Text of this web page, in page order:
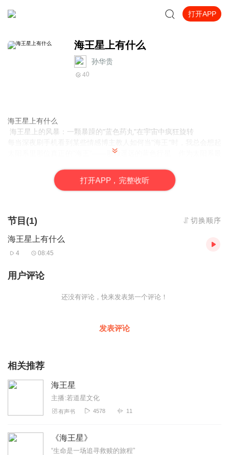
打开APP
海王星上有什么
孙华贵
40
海王星上有什么
海王星上的风暴：一颗暴躁的"蓝色药丸"在宇宙中疯狂旋转
太阳系里那位真正的"海王"——那颗遥远的蓝色行星。作为太阳系最
颗暴躁的"蓝色药丸"，上面肆虐着让地球所有台
打开APP，完整收听
节目(1) 切换顺序
海王星上有什么
4 08:45
用户评论
还没有评论，快来发表第一个评论！
发表评论
相关推荐
海王星
主播:若道星文化
有声书 4578 11
《海王星》
“生命是一场追寻救赎的旅程”